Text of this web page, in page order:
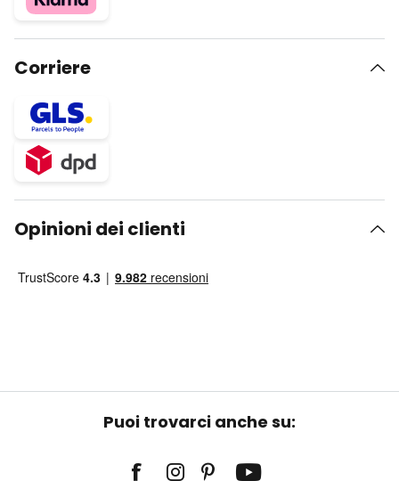
Corriere
Opinioni dei clienti
Puoi trovarci anche su: